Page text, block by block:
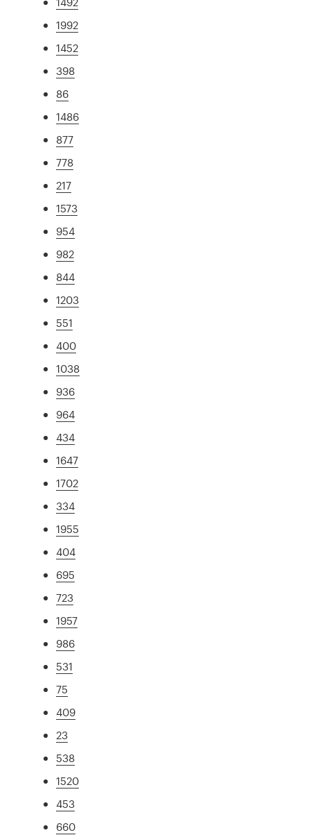
1992
1452
398
86
1486
877
778
217
1573
954
982
844
1203
551
400
1038
936
964
434
1647
1702
334
1955
404
695
723
1957
986
531
75
409
23
538
1520
453
660